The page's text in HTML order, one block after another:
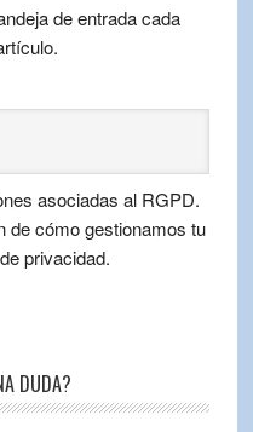
de entrada cada
asociadas al RGPD.
de cómo gestionamos tu
privacidad.
DUDA?